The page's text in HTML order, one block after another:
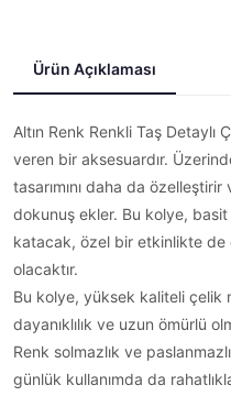
Ürün Açıklaması
Altın Renk Renkli Taş Detaylı
veren bir aksesuardır.
tasarımını daha da
dokunuş ekler. Bu kolye, basit
katacak, özel bir etkinlikte
olacaktır.
Bu kolye, yüksek kaliteli çelik
dayanıklılık ve uzun ömürlü
Renk solmazlık ve
günlük kullanımda da